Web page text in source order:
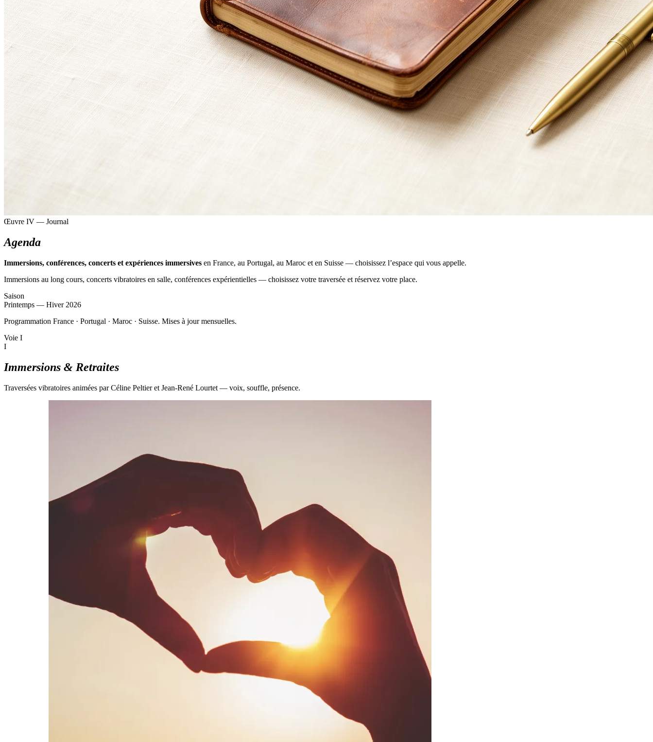
Œuvre IV — Journal
Agenda
Immersions, conférences, concerts et expériences immersives en France, au Portugal, au Maroc et en Suisse — choisissez l’espace qui vous appelle.
Immersions au long cours, concerts vibratoires en salle, conférences expérientielles — choisissez votre traversée et réservez votre place.
Saison
Printemps — Hiver 2026
Programmation France · Portugal · Maroc · Suisse. Mises à jour mensuelles.
Voie I
I
Immersions & Retraites
Traversées vibratoires animées par Céline Peltier et Jean-René Lourtet — voix, souffle, présence.